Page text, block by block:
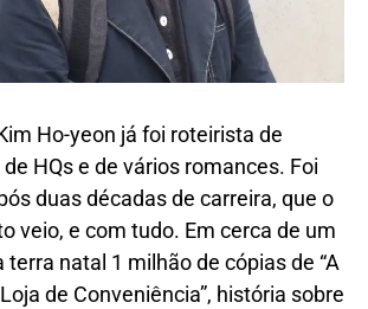
Ho-yeon já foi roteirista de
HQs e de vários romances. Foi
duas décadas de carreira, que o
veio, e com tudo. Em cerca de um
terra natal 1 milhão de cópias de “A
de Conveniência”, história sobre